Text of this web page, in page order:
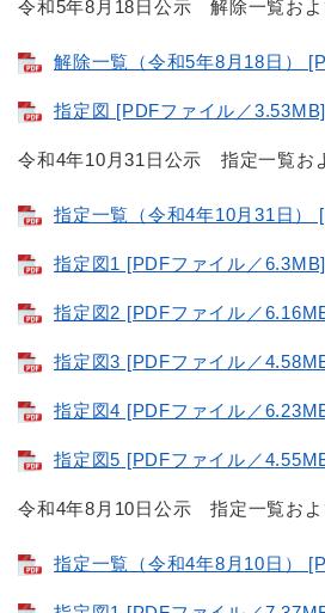
令和5年8月18日公示 解除一覧およ
解除一覧（令和5年8月18日）
指定図 [PDFファイル／3.53MB]
令和4年10月31日公示 指定一覧お
指定一覧（令和4年10月31日）
指定図1 [PDFファイル／6.3MB]
指定図2 [PDFファイル／
指定図3 [PDFファイル／
指定図4 [PDFファイル／
指定図5 [PDFファイル／
令和4年8月10日公示 指定一覧およ
指定一覧（令和4年8月10日）